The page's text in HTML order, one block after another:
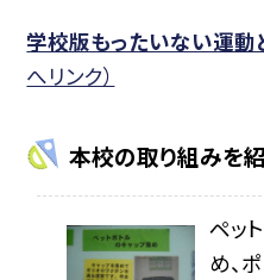
学校版もったいない運動
へリンク）
本校の取り組みを紹
ペッ
め、